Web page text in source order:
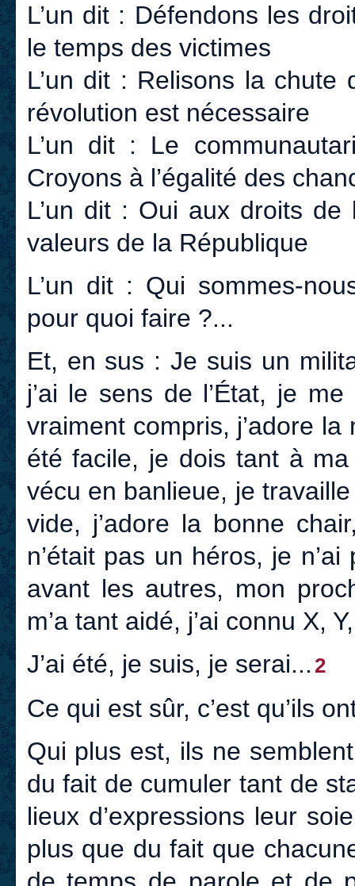
L’un dit : Défendons les
le temps des victimes
L’un dit : Relisons la chute
révolution est nécessaire
L’un dit : Le
Croyons à l’égalité des
L’un dit : Oui aux droits de
valeurs de la République
L’un dit : Qui sommes-
pour quoi faire ?...
Et, en sus : Je suis un
j’ai le sens de l’État, je
vraiment compris, j’adore
été facile, je dois tant à
vécu en banlieue, je
vide, j’adore la bonne
n’était pas un héros, je
avant les autres, mon
m’a tant aidé, j’ai connu X,
J’ai été, je suis, je serai... 2
Ce qui est sûr, c’est qu’ils
Qui plus est, ils ne
du fait de cumuler tant de
lieux d’expressions leur
plus que du fait que